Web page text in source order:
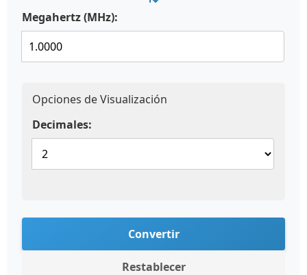
Megahertz (MHz):
Opciones de Visualización
Decimales:
Convertir
Restablecer